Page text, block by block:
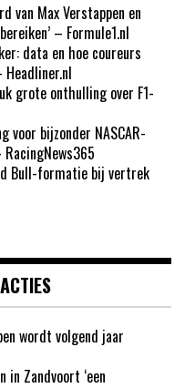
van Max Verstappen en
– Formule1.nl
data en hoe coureurs
grote onthulling over F1-
voor bijzonder NASCAR-
Bull-formatie bij vertrek
wordt volgend jaar
in Zandvoort ‘een